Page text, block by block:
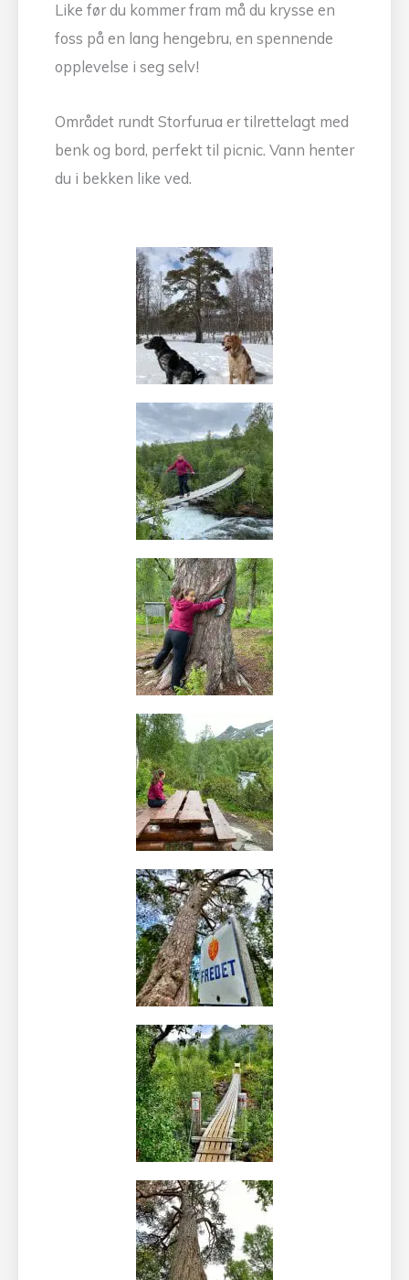
Like før du kommer fram må du krysse en
foss på en lang hengebru, en spennende
opplevelse i seg selv!
Området rundt Storfurua er tilrettelagt med
benk og bord, perfekt til picnic. Vann henter
du i bekken like ved.